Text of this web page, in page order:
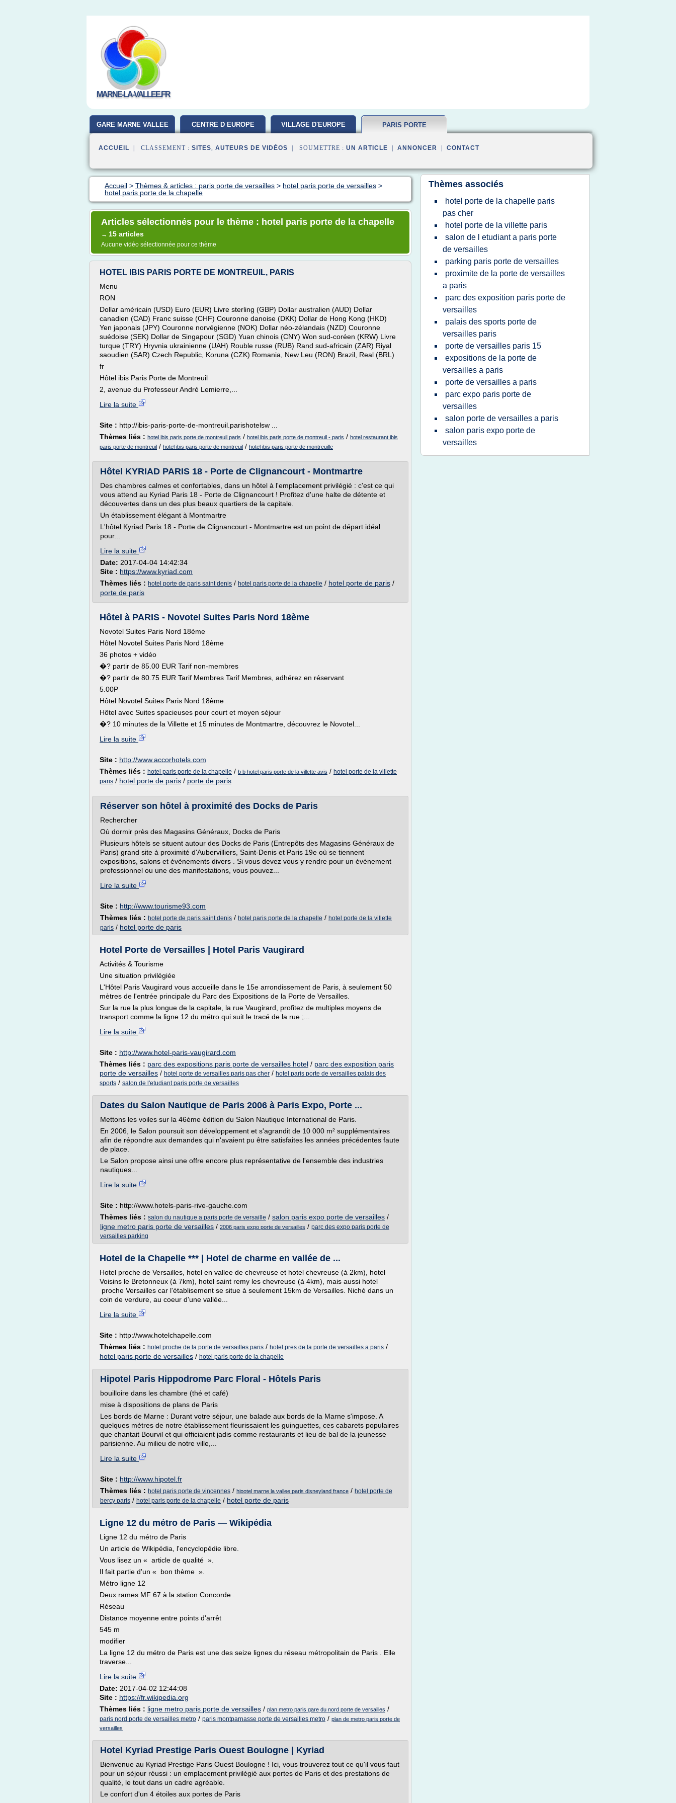
MARNE-LA-VALLEE.FR
GARE MARNE VALLEE CENTRE D EUROPE VILLAGE D'EUROPE PARIS PORTE
ACCUEIL | CLASSEMENT : SITES, AUTEURS DE VIDÉOS | SOUMETTRE : UN ARTICLE ANNONCER CONTACT
Accueil > Thèmes & articles : paris porte de versailles > hotel paris porte de versailles >
hotel paris porte de la chapelle
Articles sélectionnés pour le thème : hotel paris porte de la chapelle
→ 15 articles
Aucune vidéo sélectionnée pour ce thème
HOTEL IBIS PARIS PORTE DE MONTREUIL, PARIS
Menu
RON
Dollar américain (USD) Euro (EUR) Livre sterling (GBP) Dollar australien (AUD) Dollar
canadien (CAD) Franc suisse (CHF) Couronne danoise (DKK) Dollar de Hong Kong (HKD)
Yen japonais (JPY) Couronne norvégienne (NOK) Dollar néo-zélandais (NZD) Couronne
suédoise (SEK) Dollar de Singapour (SGD) Yuan chinois (CNY) Won sud-coréen (KRW) Livre
turque (TRY) Hryvnia ukrainienne (UAH) Rouble russe (RUB) Rand sud-africain (ZAR) Riyal
saoudien (SAR) Czech Republic, Koruna (CZK) Romania, New Leu (RON) Brazil, Real (BRL)
fr
Hôtel ibis Paris Porte de Montreuil
2, avenue du Professeur André Lemierre,...
Lire la suite
Site : http://ibis-paris-porte-de-montreuil.parishotelsw ...
Thèmes liés : hotel ibis paris porte de montreuil paris / hotel ibis paris porte de montreuil - paris / hotel restaurant ibis
paris porte de montreuil / hotel ibis paris porte de montreuil / hotel ibis paris porte de montreuille
Hôtel KYRIAD PARIS 18 - Porte de Clignancourt - Montmartre
Des chambres calmes et confortables, dans un hôtel à l'emplacement privilégié : c'est ce qui
vous attend au Kyriad Paris 18 - Porte de Clignancourt ! Profitez d'une halte de détente et
découvertes dans un des plus beaux quartiers de la capitale.
Un établissement élégant à Montmartre
L'hôtel Kyriad Paris 18 - Porte de Clignancourt - Montmartre est un point de départ idéal
pour...
Lire la suite
Date: 2017-04-04 14:42:34
Site : https://www.kyriad.com
Thèmes liés : hotel porte de paris saint denis / hotel paris porte de la chapelle / hotel porte de paris /
porte de paris
Hôtel à PARIS - Novotel Suites Paris Nord 18ème
Novotel Suites Paris Nord 18ème
Hôtel Novotel Suites Paris Nord 18ème
36 photos + vidéo
�? partir de 85.00 EUR Tarif non-membres
�? partir de 80.75 EUR Tarif Membres Tarif Membres, adhérez en réservant
5.00P
Hôtel Novotel Suites Paris Nord 18ème
Hôtel avec Suites spacieuses pour court et moyen séjour
�? 10 minutes de la Villette et 15 minutes de Montmartre, découvrez le Novotel...
Lire la suite
Site : http://www.accorhotels.com
Thèmes liés : hotel paris porte de la chapelle / b b hotel paris porte de la villette avis / hotel porte de la villette
paris / hotel porte de paris / porte de paris
Réserver son hôtel à proximité des Docks de Paris
Rechercher
Où dormir près des Magasins Généraux, Docks de Paris
Plusieurs hôtels se situent autour des Docks de Paris (Entrepôts des Magasins Généraux de
Paris) grand site à proximité d'Aubervilliers, Saint-Denis et Paris 19e où se tiennent
expositions, salons et évènements divers . Si vous devez vous y rendre pour un événement
professionnel ou une des manifestations, vous pouvez...
Lire la suite
Site : http://www.tourisme93.com
Thèmes liés : hotel porte de paris saint denis / hotel paris porte de la chapelle / hotel porte de la villette
paris / hotel porte de paris
Hotel Porte de Versailles | Hotel Paris Vaugirard
Activités & Tourisme
Une situation privilégiée
L'Hôtel Paris Vaugirard vous accueille dans le 15e arrondissement de Paris, à seulement 50
mètres de l'entrée principale du Parc des Expositions de la Porte de Versailles.
Sur la rue la plus longue de la capitale, la rue Vaugirard, profitez de multiples moyens de
transport comme la ligne 12 du métro qui suit le tracé de la rue ;...
Lire la suite
Site : http://www.hotel-paris-vaugirard.com
Thèmes liés : parc des expositions paris porte de versailles hotel / parc des exposition paris
porte de versailles / hotel porte de versailles paris pas cher / hotel paris porte de versailles palais des
sports / salon de l'etudiant paris porte de versailles
Dates du Salon Nautique de Paris 2006 à Paris Expo, Porte ...
Mettons les voiles sur la 46ème édition du Salon Nautique International de Paris.
En 2006, le Salon poursuit son développement et s'agrandit de 10 000 m² supplémentaires
afin de répondre aux demandes qui n'avaient pu être satisfaites les années précédentes faute
de place.
Le Salon propose ainsi une offre encore plus représentative de l'ensemble des industries
nautiques...
Lire la suite
Site : http://www.hotels-paris-rive-gauche.com
Thèmes liés : salon du nautique a paris porte de versaille / salon paris expo porte de versailles /
ligne metro paris porte de versailles / 2006 paris expo porte de versailles / parc des expo paris porte de
versailles parking
Hotel de la Chapelle *** | Hotel de charme en vallée de ...
Hotel proche de Versailles, hotel en vallee de chevreuse et hotel chevreuse (à 2km), hotel
Voisins le Bretonneux (à 7km), hotel saint remy les chevreuse (à 4km), mais aussi hotel
proche Versailles car l'établisement se situe à seulement 15km de Versailles. Niché dans un
coin de verdure, au coeur d'une vallée...
Lire la suite
Site : http://www.hotelchapelle.com
Thèmes liés : hotel proche de la porte de versailles paris / hotel pres de la porte de versailles a paris /
hotel paris porte de versailles / hotel paris porte de la chapelle
Hipotel Paris Hippodrome Parc Floral - Hôtels Paris
bouilloire dans les chambre (thé et café)
mise à dispositions de plans de Paris
Les bords de Marne : Durant votre séjour, une balade aux bords de la Marne s'impose. A
quelques mètres de notre établissement fleurissaient les guinguettes, ces cabarets populaires
que chantait Bourvil et qui officiaient jadis comme restaurants et lieu de bal de la jeunesse
parisienne. Au milieu de notre ville,...
Lire la suite
Site : http://www.hipotel.fr
Thèmes liés : hotel paris porte de vincennes / hipotel marne la vallee paris disneyland france / hotel porte de
bercy paris / hotel paris porte de la chapelle / hotel porte de paris
Ligne 12 du métro de Paris — Wikipédia
Ligne 12 du métro de Paris
Un article de Wikipédia, l'encyclopédie libre.
Vous lisez un « article de qualité ».
Il fait partie d'un « bon thème ».
Métro ligne 12
Deux rames MF 67 à la station Concorde .
Réseau
Distance moyenne entre points d'arrêt
545 m
modifier
La ligne 12 du métro de Paris est une des seize lignes du réseau métropolitain de Paris . Elle
traverse...
Lire la suite
Date: 2017-04-02 12:44:08
Site : https://fr.wikipedia.org
Thèmes liés : ligne metro paris porte de versailles / plan metro paris gare du nord porte de versailles /
paris nord porte de versailles metro / paris montparnasse porte de versailles metro / plan de metro paris porte de
versailles
Hotel Kyriad Prestige Paris Ouest Boulogne | Kyriad
Bienvenue au Kyriad Prestige Paris Ouest Boulogne ! Ici, vous trouverez tout ce qu'il vous faut
pour un séjour réussi : un emplacement privilégié aux portes de Paris et des prestations de
qualité, le tout dans un cadre agréable.
Le confort d'un 4 étoiles aux portes de Paris
Thèmes associés
hotel porte de la chapelle paris
pas cher
hotel porte de la villette paris
salon de l etudiant a paris porte
de versailles
parking paris porte de versailles
proximite de la porte de versailles
a paris
parc des exposition paris porte de
versailles
palais des sports porte de
versailles paris
porte de versailles paris 15
expositions de la porte de
versailles a paris
porte de versailles a paris
parc expo paris porte de
versailles
salon porte de versailles a paris
salon paris expo porte de
versailles